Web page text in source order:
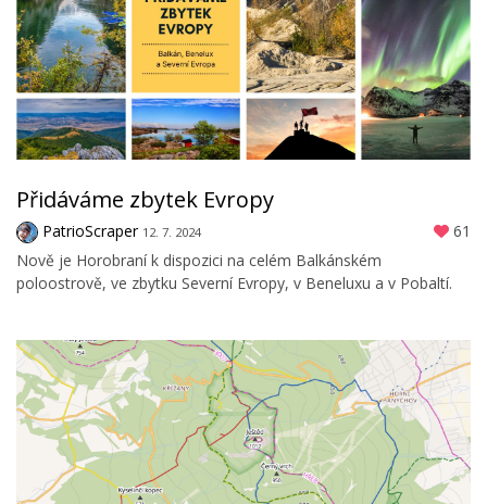
Přidáváme zbytek Evropy
PatrioScraper 12. 7. 2024
61
Nově je Horobraní k dispozici na celém Balkánském
poloostrově, ve zbytku Severní Evropy, v Beneluxu a v Pobaltí.